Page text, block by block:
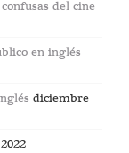
del cine
en inglés
diciembre